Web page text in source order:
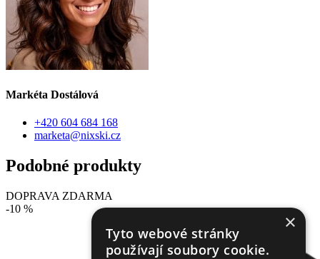
Markéta Dostálová
+420 604 684 168
marketa@nixski.cz
Podobné produkty
DOPRAVA ZDARMA
-10 %
×
Tyto webové stránky
používají soubory cookie.